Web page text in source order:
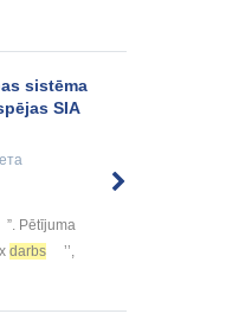
sistēma
SIA
”. Pētījuma
darbs
’’,